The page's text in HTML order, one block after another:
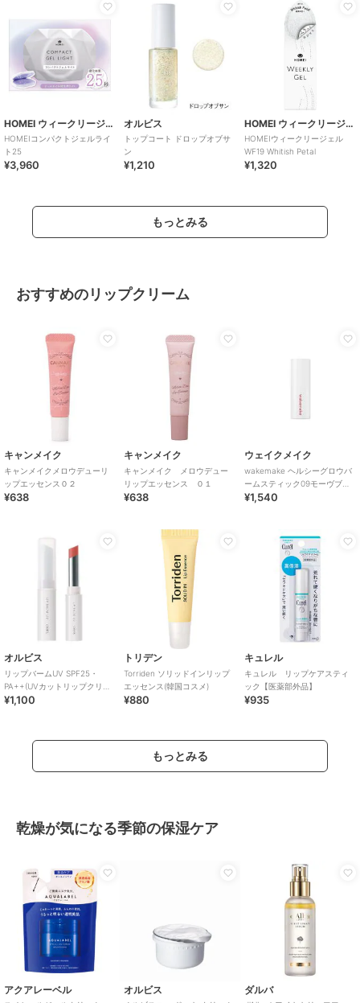
HOMEI ウィークリージェル
HOMEIコンパクトジェルライ
ト25
¥3,960
オルビス
トップコート ドロップオブサ
ン
¥1,210
HOMEI ウィークリージェル
HOMEIウィークリージェル
WF19 Whitish Petal
¥1,320
もっとみる
おすすめのリップクリーム
キャンメイク
キャンメイクメロウデューリ
ップエッセンス０２
¥638
キャンメイク
キャンメイク メロウデュー
リップエッセンス ０１
¥638
ウェイクメイク
wakemake ヘルシーグロウバ
ームスティック09モーヴブレ
ス(韓国コスメ)
¥1,540
オルビス
リップバームUV SPF25・
PA++(UVカットリップクリー
ム）
¥1,100
トリデン
Torriden ソリッドインリップ
エッセンス(韓国コスメ)
¥880
キュレル
キュレル リップケアスティ
ック【医薬部外品】
¥935
もっとみる
乾燥が気になる季節の保湿ケア
アクアレーベル オルビス ダルバ